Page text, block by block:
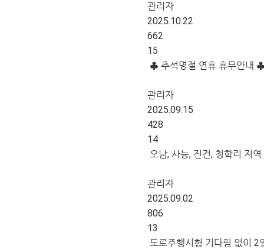
관리자
2025.10.22
662
15
♣ 추석명절 연휴 휴무안내
관리자
2025.09.15
428
14
오남, 사능, 진건, 청학리 지
관리자
2025.09.02
806
13
도로주행시험 기다림 없이 2